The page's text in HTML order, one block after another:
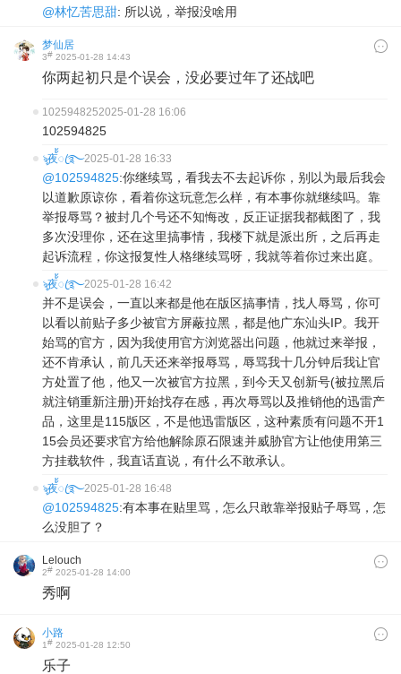
@林忆苦思甜: 所以说，举报没啥用
梦仙居
3# 2025-01-28 14:43
你两起初只是个误会，没必要过年了还战吧
1025948252025-01-28 16:06
102594825
ৡ夜้้ꦿ࿐2025-01-28 16:33
@102594825:你继续骂，看我去不去起诉你，别以为最后我会
以道歉原谅你，看着你这玩意怎么样，有本事你就继续吗。靠
举报辱骂？被封几个号还不知悔改，反正证据我都截图了，我
多次没理你，还在这里搞事情，我楼下就是派出所，之后再走
起诉流程，你这报复性人格继续骂呀，我就等着你过来出庭。
ৡ夜้้ꦿ࿐2025-01-28 16:42
并不是误会，一直以来都是他在版区搞事情，找人辱骂，你可
以看以前贴子多少被官方屏蔽拉黑，都是他广东汕头IP。我开
始骂的官方，因为我使用官方浏览器出问题，他就过来举报，
还不肯承认，前几天还来举报辱骂，辱骂我十几分钟后我让官
方处置了他，他又一次被官方拉黑，到今天又创新号(被拉黑后
就注销重新注册)开始找存在感，再次辱骂以及推销他的迅雷产
品，这里是115版区，不是他迅雷版区，这种素质有问题不开1
15会员还要求官方给他解除原石限速并威胁官方让他使用第三
方挂载软件，我直话直说，有什么不敢承认。
ৡ夜้้ꦿ࿐2025-01-28 16:48
@102594825:有本事在贴里骂，怎么只敢靠举报贴子辱骂，怎
么没胆了？
Lelouch
2# 2025-01-28 14:00
秀啊
小路
1# 2025-01-28 12:50
乐子